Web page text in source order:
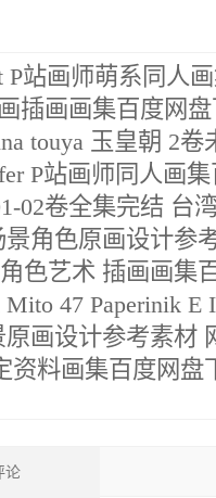
插画画集百度网
角色原画设计参
色艺术 插画画集
资料画集百度网盘
论